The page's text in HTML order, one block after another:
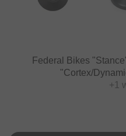
Federal Bikes
"Cortex/
+1